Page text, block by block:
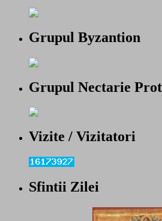
Grupul Byzantion
Grupul Nectarie
Vizite / Vizitatori
Sfintii Zilei